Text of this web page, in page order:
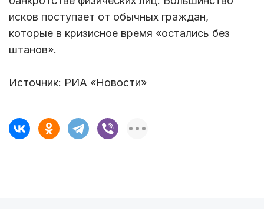
исков поступает от обычных граждан,
которые в кризисное время «остались без
штанов».
Источник: РИА «Новости»